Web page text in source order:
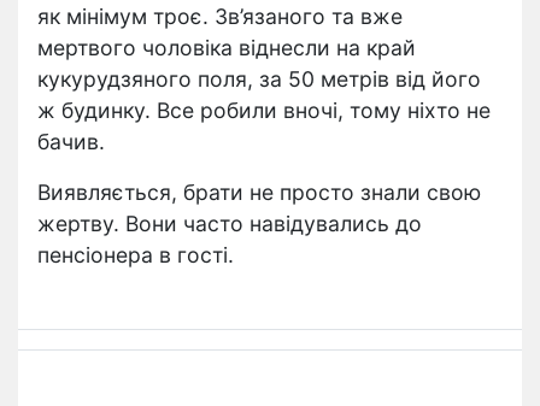
як мінімум троє. Зв’язаного та вже
мертвого чоловіка віднесли на край
кукурудзяного поля, за 50 метрів від його
ж будинку. Все робили вночі, тому ніхто не
бачив.
Виявляється, брати не просто знали свою
жертву. Вони часто навідувались до
пенсіонера в гості.